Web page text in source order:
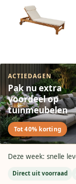
ACTIEDAGEN
Pak nu extra
voordeel op
tuinmeubelen
Tot 40% korting
Deze week: snelle
Direct uit voorraad